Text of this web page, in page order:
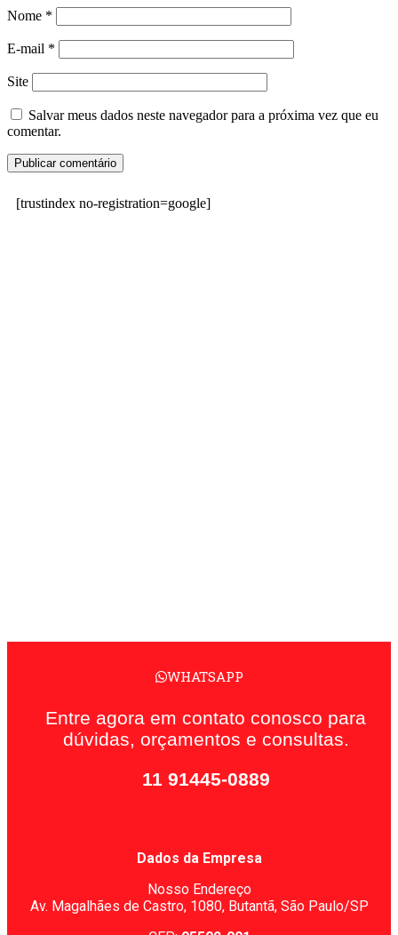
Nome *
E-mail *
Site
Salvar meus dados neste navegador para a próxima vez que eu
comentar.
[trustindex no-registration=google]
WHATSAPP
Entre agora em contato conosco para
dúvidas, orçamentos e consultas.
11 91445-0889
Dados da Empresa
Nosso Endereço
Av. Magalhães de Castro, 1080, Butantã, São Paulo/SP